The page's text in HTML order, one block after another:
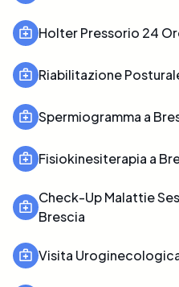
Holter Pressorio 24
Riabilitazione
Spermiogramma a
Fisiokinesiterapia a
Check-Up Malattie
Brescia
Visita